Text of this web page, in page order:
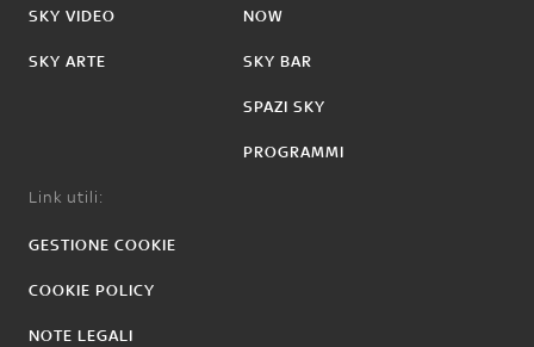
SKY VIDEO
SKY ARTE
NOW
SKY BAR
SPAZI SKY
PROGRAMMI
Link utili:
GESTIONE COOKIE
COOKIE POLICY
NOTE LEGALI